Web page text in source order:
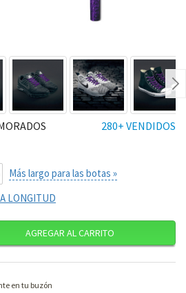
280+ VENDIDOS
Más largo para las botas »
LONGITUD
AGREGAR AL CARRITO
en tu buzón